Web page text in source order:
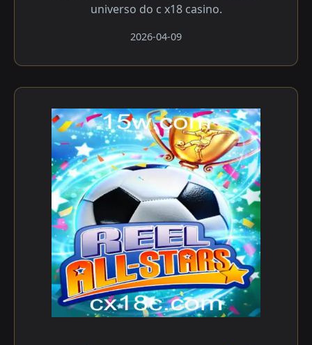
universo do c x18 casino.
2026-04-09